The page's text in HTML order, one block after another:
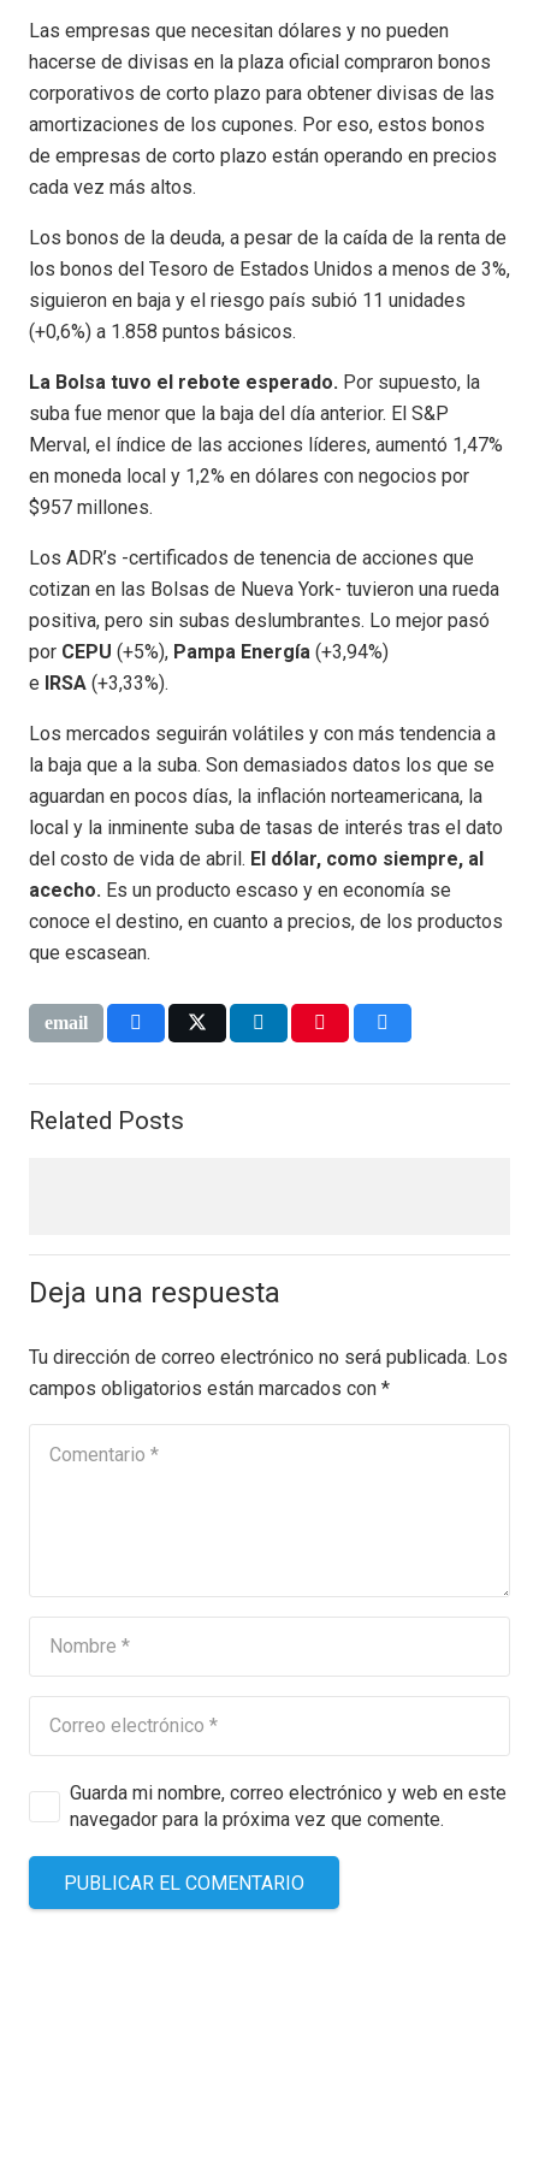
Las empresas que necesitan dólares y no pueden
hacerse de divisas en la plaza oficial compraron bonos
corporativos de corto plazo para obtener divisas de las
amortizaciones de los cupones. Por eso, estos bonos
de empresas de corto plazo están operando en precios
cada vez más altos.
Los bonos de la deuda, a pesar de la caída de la renta de
los bonos del Tesoro de Estados Unidos a menos de 3%,
siguieron en baja y el riesgo país subió 11 unidades
(+0,6%) a 1.858 puntos básicos.
La Bolsa tuvo el rebote esperado. Por supuesto, la
suba fue menor que la baja del día anterior. El S&P
Merval, el índice de las acciones líderes, aumentó 1,47%
en moneda local y 1,2% en dólares con negocios por
$957 millones.
Los ADR’s -certificados de tenencia de acciones que
cotizan en las Bolsas de Nueva York- tuvieron una rueda
positiva, pero sin subas deslumbrantes. Lo mejor pasó
por CEPU (+5%), Pampa Energía (+3,94%)
e
IRSA (+3,33%).
Los mercados seguirán volátiles y con más tendencia a
la baja que a la suba. Son demasiados datos los que se
aguardan en pocos días, la inflación norteamericana, la
local y la inminente suba de tasas de interés tras el dato
del costo de vida de abril. El dólar, como siempre, al
acecho. Es un producto escaso y en economía se
conoce el destino, en cuanto a precios, de los productos
que escasean.
Related Posts
Deja una respuesta
Tu dirección de correo electrónico no será publicada. Los
campos obligatorios están marcados con *
Guarda mi nombre, correo electrónico y web en este
navegador para la próxima vez que comente.
PUBLICAR EL COMENTARIO